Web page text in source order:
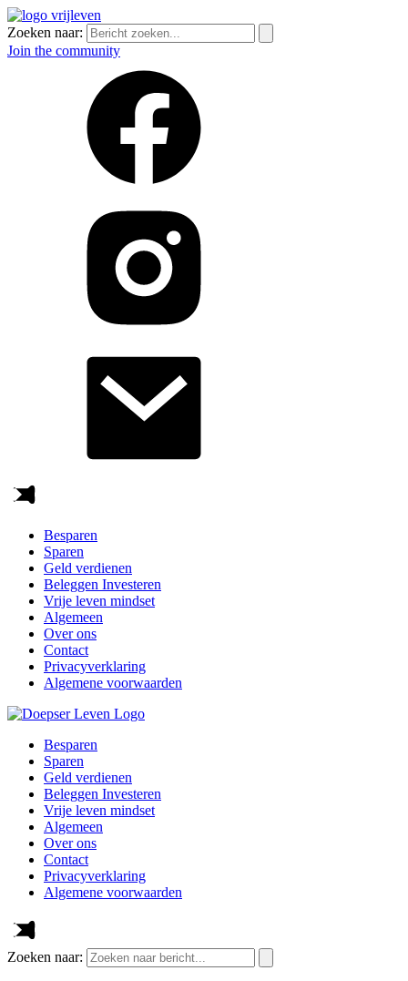
Zoeken naar:
Join the community
Besparen
Sparen
Geld verdienen
Beleggen Investeren
Vrije leven mindset
Algemeen
Over ons
Contact
Privacyverklaring
Algemene voorwaarden
Besparen
Sparen
Geld verdienen
Beleggen Investeren
Vrije leven mindset
Algemeen
Over ons
Contact
Privacyverklaring
Algemene voorwaarden
Zoeken naar: